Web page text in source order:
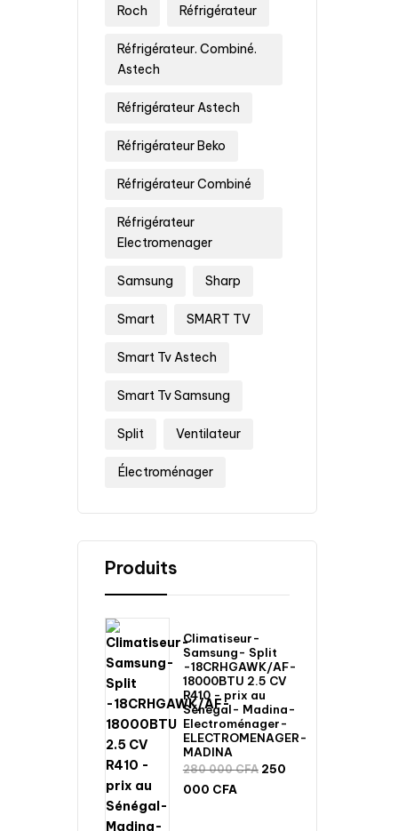
Roch Réfrigérateur
Réfrigérateur. Combiné.
Astech
Réfrigérateur Astech
Réfrigérateur Beko
Réfrigérateur Combiné
Réfrigérateur
Electromenager
Samsung Sharp
Smart SMART TV
Smart Tv Astech
Smart Tv Samsung
Split Ventilateur
Électroménager
Produits
Climatiseur-
Samsung- Split
-18CRHGAWK/AF-
18000BTU 2.5 CV
R410 - prix au
Sénégal- Madina-
Electroménager-
ELECTROMENAGER-
MADINA
280 000CFA 250
000 CFA